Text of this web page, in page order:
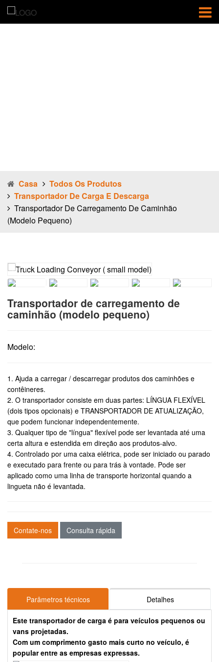
Casa
Todos Os Produtos
Transportador De Carga E Descarga
Transportador De Carregamento De Caminhão
(modelo Pequeno)
Transportador de carregamento de
caminhão (modelo pequeno)
Modelo:
1. Ajuda a carregar / descarregar produtos dos caminhões e
contêineres.
2. O transportador consiste em duas partes: LÍNGUA FLEXÍVEL
(dois tipos opcionais) e TRANSPORTADOR DE ATUALIZAÇÃO,
que podem funcionar independentemente.
3. Qualquer tipo de "língua" flexível pode ser levantada até uma
certa altura e estendida em direção aos produtos-alvo.
4. Controlado por uma caixa elétrica, pode ser iniciado ou parado
e executado para frente ou para trás à vontade. Pode ser
aplicado como uma linha de transporte horizontal quando a
lingueta não é levantada.
Contate-nos Consulta rápida
Parâmetros técnicos Detalhes
Este transportador de carga é para veículos pequenos ou
vans projetadas.
Com um comprimento gasto mais curto no veículo, é
popular entre as empresas expressas.